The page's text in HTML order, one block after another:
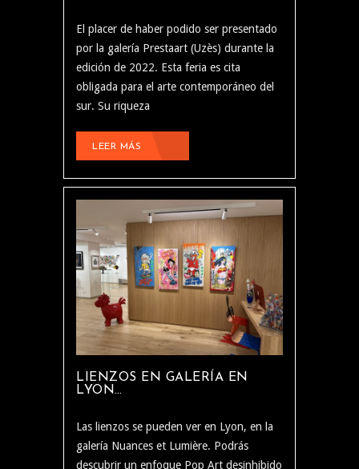
El placer de haber podido ser presentado
por la galería Prestaart (Uzès) durante la
edición de 2022. Esta feria es cita
obligada para el arte contemporáneo del
sur. Su riqueza
LEER MÁS
LIENZOS EN GALERÍA EN
LYON…
Las lienzos se pueden ver en Lyon, en la
galería Nuances et Lumière. Podrás
descubrir un enfoque Pop Art desinhibido